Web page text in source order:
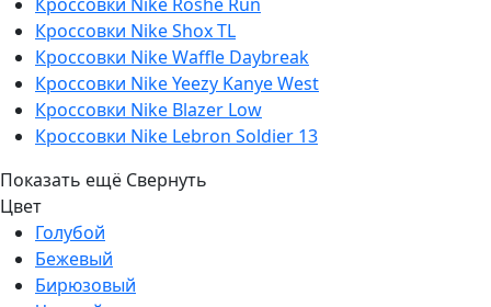
Кроссовки Nike Shox TL
Кроссовки Nike Waffle Daybreak
Кроссовки Nike Yeezy Kanye West
Кроссовки Nike Blazer Low
Кроссовки Nike Lebron Soldier 13
Показать ещё Свернуть
Цвет
Голубой
Бежевый
Бирюзовый